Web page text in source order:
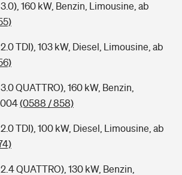
160 kW, Benzin, Limousine, ab
TDI), 103 kW, Diesel, Limousine, ab
QUATTRO), 160 kW, Benzin,
(0588 / 858)
TDI), 100 kW, Diesel, Limousine, ab
QUATTRO), 130 kW, Benzin,